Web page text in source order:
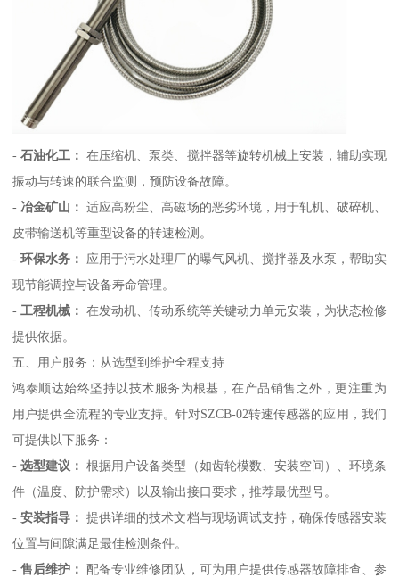
-石油化工： 在压缩机、泵类、搅拌器等旋转机械上安装，辅助实现
振动与转速的联合监测，预防设备故障。
- 冶金矿山： 适应高粉尘、高磁场的恶劣环境，用于轧机、破碎机、
皮带输送机等重型设备的转速检测。
-环保水务：
应用于污水处理厂的曝气风机、搅拌器及水泵，帮助实
现节能调控与设备寿命管理。
-工程机械： 在发动机、传动系统等关键动力单元安装，为状态检修
提供依据。
五、用户服务：从选型到维护全程支持
鸿泰顺达始终坚持以技术服务为根基，在产品销售之外，更注重为
用户提供全流程的专业支持。针对SZCB-02转速传感器的应用，我们
可提供以下服务：
-选型建议： 根据用户设备类型（如齿轮模数、安装空间）、环境条
件（温度、防护需求）以及输出接口要求，推荐最优型号。
-安装指导： 提供详细的技术文档与现场调试支持，确保传感器安装
位置与间隙满足最佳检测条件。
-售后维护： 配备专业维修团队，可为用户提供传感器故障排查、参